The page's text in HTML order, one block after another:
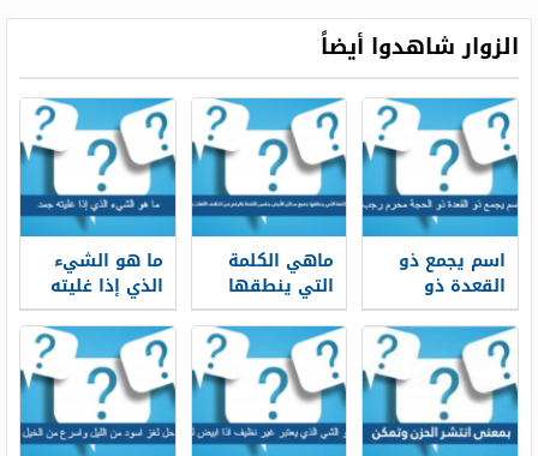
وشيمه اسرع
من الهاتف
ومن ارماشة
العين
الزوار شاهدوا أيضاً
اسم يجمع ذو
القعدة ذو
الحجة محرم
رجب الاشهر من
5 حروف
ماهي الكلمة
التي ينطقها
جميع سكان
الأرض بنفس
اللفظ بالرغم
من اختلاف
اللغات
واللهجات
ما هو الشيء
الذي إذا غليته
جمد